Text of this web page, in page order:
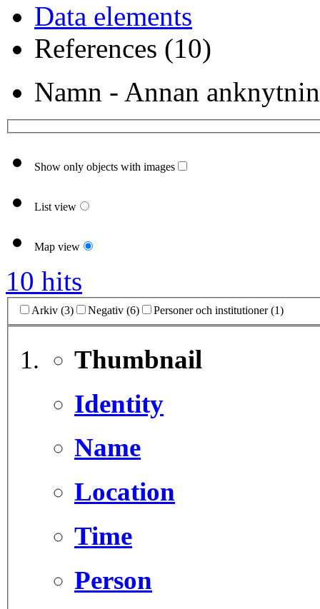
Data elements
References (10)
Namn - Annan
Show only objects with images
List view
Map view
10 hits
Arkiv (3) Negativ (6) Personer och institutioner (1)
Thumbnail
Identity
Name
Location
Time
Person